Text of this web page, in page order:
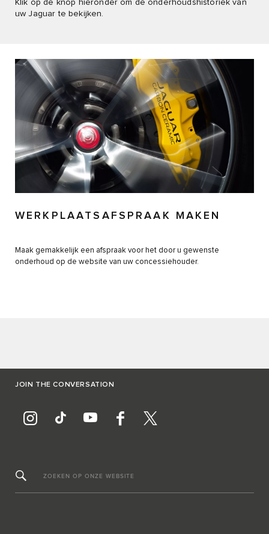
Klik op de knop hieronder om de onderhoudshistoriek van
uw Jaguar te bekijken.
WERKPLAATSAFSPRAAK MAKEN
Maak gemakkelijk een afspraak voor het door u gewenste
onderhoud op de website van uw concessiehouder.
JOIN THE CONVERSATION
ZOEKEN OP ONZE WEBSITE